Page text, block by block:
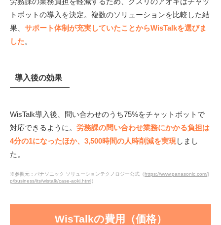
トボットの導入を決定。複数のソリューションを比較した結
果、 サポート体制が充実していたことからWisTalkを選びま
した。
導入後の効果
WisTalk導入後、問い合わせのうち75%をチャットボットで
対応できるように。 労務課の問い合わせ業務にかかる負担は
4分の1になったほか、3,500時間の人時削減を実現しまし
た。
※参照元：パナソニック ソリューションテクノロジー公式（https://www.panasonic.com/j
p/business/its/wistalk/case-aoki.html）
WisTalkの費用（価格）